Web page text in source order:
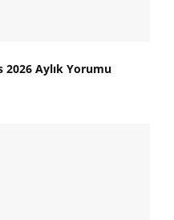
2026 Aylık Yorumu